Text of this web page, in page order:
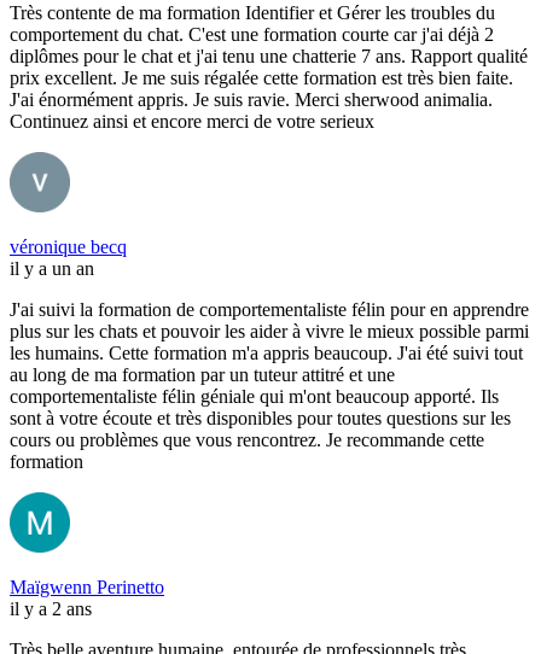
Très contente de ma formation Identifier et Gérer les troubles du
comportement du chat. C'est une formation courte car j'ai déjà 2
diplômes pour le chat et j'ai tenu une chatterie 7 ans. Rapport qualité
prix excellent. Je me suis régalée cette formation est très bien faite.
J'ai énormément appris. Je suis ravie. Merci sherwood animalia.
Continuez ainsi et encore merci de votre serieux
véronique becq
il y a un an
J'ai suivi la formation de comportementaliste félin pour en apprendre
plus sur les chats et pouvoir les aider à vivre le mieux possible parmi
les humains. Cette formation m'a appris beaucoup. J'ai été suivi tout
au long de ma formation par un tuteur attitré et une
comportementaliste félin géniale qui m'ont beaucoup apporté. Ils
sont à votre écoute et très disponibles pour toutes questions sur les
cours ou problèmes que vous rencontrez. Je recommande cette
formation
Maïgwenn Perinetto
il y a 2 ans
Très belle aventure humaine, entourée de professionnels très